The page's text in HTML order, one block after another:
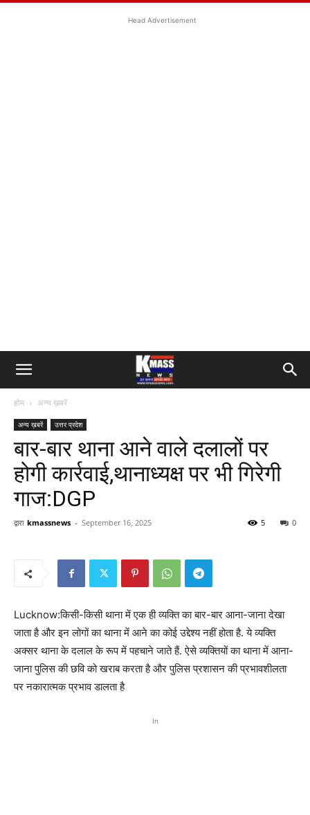
Head Advertisement
होम अन्य ख़बरें
अन्य ख़बरें उत्तर प्रदेश
बार-बार थाना आने वाले दलालों पर
होगी कार्रवाई,थानाध्यक्ष पर भी गिरेगी
गाज:DGP
द्वारा kmassnews - September 16, 2025 0
5
Lucknow:किसी-किसी थाना में एक ही व्यक्ति का बार-बार आना-जाना देखा
जाता है और इन लोगों का थाना में आने का कोई उद्देश्य नहीं होता है. ये व्यक्ति
अक्सर थाना के दलाल के रूप में पहचाने जाते हैं. ऐसे व्यक्तियों का थाना में आना-
जाना पुलिस की छवि को खराब करता है और पुलिस प्रशासन की प्रभावशीलता
पर नकारात्मक प्रभाव डालता है
In